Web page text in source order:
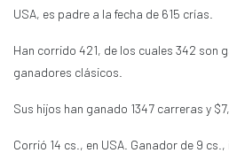
USA, es padre a la fecha de 615 crías.
Han corrido 421, de los cuales 342 son
ganadores clásicos.
Sus hijos han ganado 1347 carreras y
Corrió 14 cs., en USA. Ganador de 9